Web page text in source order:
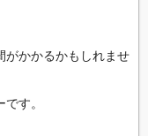
がかかるかもしれませ
す。